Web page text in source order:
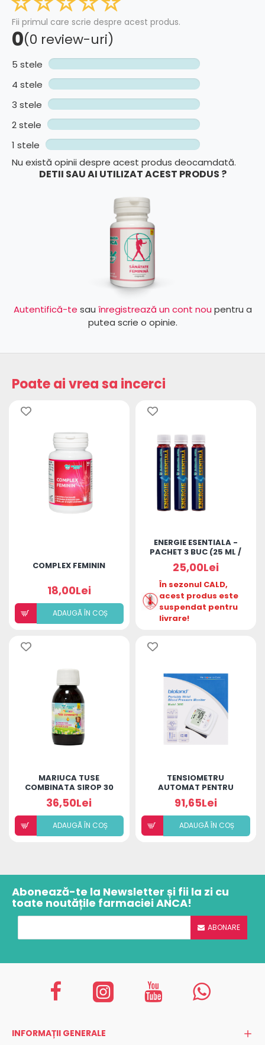
Fii primul care scrie despre acest produs.
0(0 review-uri)
5 stele
4 stele
3 stele
2 stele
1 stele
Nu există opinii despre acest produs deocamdată.
DETII SAU AI UTILIZAT ACEST PRODUS ?
Autentifică-te sau înregistrează un cont nou pentru a
putea scrie o opinie.
Poate ai vrea sa incerci
COMPLEX FEMININ
18,00Lei
ADAUGÃ ÎN COȘ
ENERGIE ESENTIALA -
PACHET 3 BUC (25 ML /
MONODOZA)
25,00Lei
În sezonul CALD,
acest produs este
suspendat pentru
livrare!
MARIUCA TUSE
COMBINATA SIROP 30
LUNI - 12 ANI
36,50Lei
ADAUGÃ ÎN COȘ
TENSIOMETRU
AUTOMAT PENTRU
ÎNCHEIETURĂ TIP
BRĂȚARĂ BIOLAND
91,65Lei
ADAUGÃ ÎN COȘ
Abonează-te la Newsletter și fii la zi cu
toate noutățile farmaciei ANCA!
ABONARE
INFORMAȚII GENERALE